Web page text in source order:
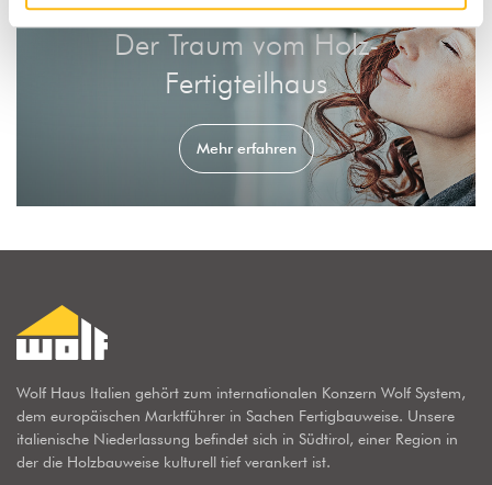
Der Traum vom Holz-
Fertigteilhaus
Mehr erfahren
Wolf Haus Italien gehört zum internationalen Konzern Wolf System,
dem europäischen Marktführer in Sachen Fertigbauweise. Unsere
italienische Niederlassung befindet sich in Südtirol, einer Region in
der die Holzbauweise kulturell tief verankert ist.